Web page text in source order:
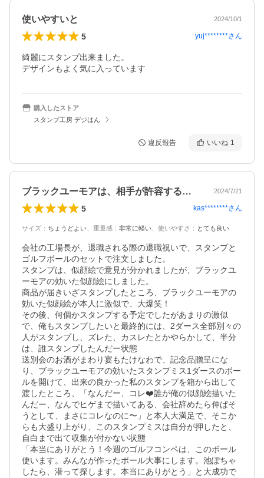
使いやすいと 2024/10/1
5 yuj********さん
綺麗にスタンプ出来ました。
デザインもよく気に入っています
購入したストア
スタンプ工房 デジはん
違反報告 いいね 1
ブラックユーモアは、相手が許容するか次第 2024/7/21
5 kas********さん
サイズ ： ちょうどよい 重量感 ： 非常に軽い 使いやすさ ： とても良い
会社の工場長が、退職される際の退職祝いで、スタンプと
ゴルフボールのセットで注文しました。
スタンプは、似顔絵で意見が分かれましたが、ブラックユ
ーモアの効いた似顔絵にしました。
商品が届きいざスタンプしたところ、ブラックユーモアの
効いた似顔絵が本人に激似で、大爆笑！
その後、何個かスタンプする予定でしたがあまりの激似
で、俺もスタンプしたいと最終的には、2ダース全部別々の
人がスタンプし、ズレた、カスレたとかやらかして、半分
は、誰スタンプしたんだー状態
送別会のお酒がまわり宴もたけなわで、記念品贈呈にな
り、ブラックユーモアの効いたスタンプミス1ダースのボー
ルを開けて、出来の良かった私のスタンプを箱から出して
渡したところ、「なんだー、コレ❤️誰が俺の似顔絵描いた
んだー、なんでヒゲまで描いてある、会社辞めたら伸ばそ
うとして、まさにコレなのに〜」と本人大満足で、そこか
らも大盛り上がり、このスタンプミスは自分が押したと、
自白まで出て収集が付かない状態
「本当にありがとう！今週のゴルフコンペは、このボール
使います。みんなが作ったボール大事にします。池ぽちゃ
したら、潜って探します。本当にありがとう」と大成功で